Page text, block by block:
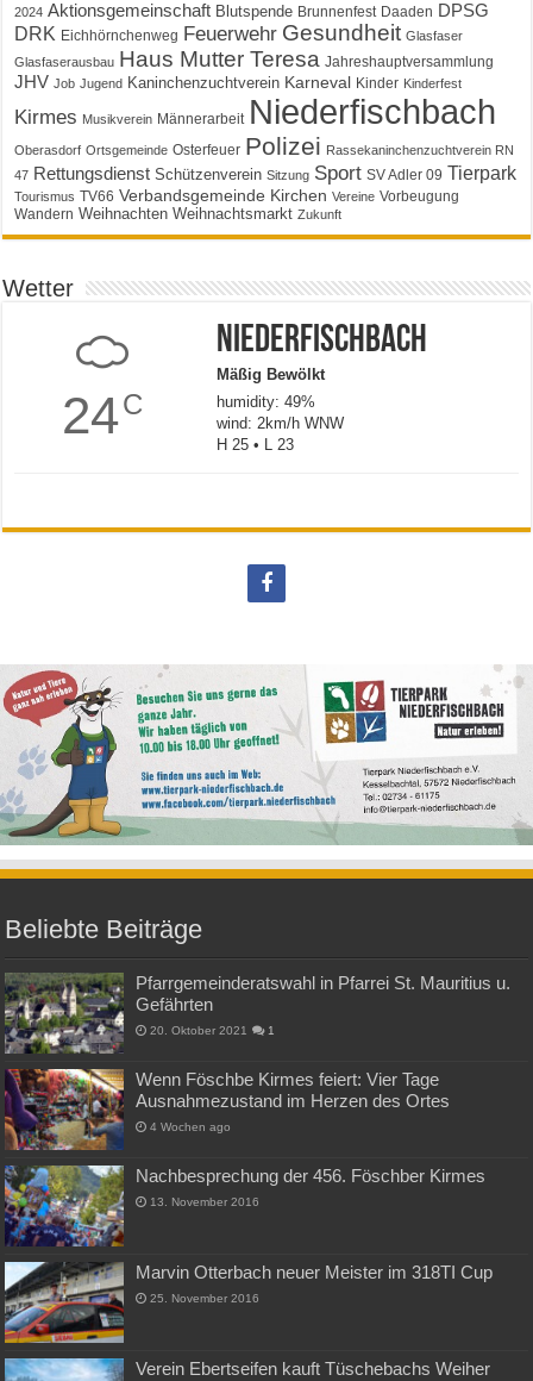
2024 Aktionsgemeinschaft Blutspende Brunnenfest Daaden DPSG
DRK Eichhörnchenweg Feuerwehr Gesundheit Glasfaser
Glasfaserausbau Haus Mutter Teresa Jahreshauptversammlung
JHV Job Jugend Kaninchenzuchtverein Karneval Kinder Kinderfest
Kirmes Musikverein Männerarbeit Niederfischbach
Oberasdorf Ortsgemeinde Osterfeuer Polizei Rassekaninchenzuchtverein RN
47 Rettungsdienst Schützenverein Sitzung Sport SV Adler 09 Tierpark
Tourismus TV66 Verbandsgemeinde Kirchen Vereine Vorbeugung
Wandern Weihnachten Weihnachtsmarkt Zukunft
Wetter
24C
Niederfischbach
Mäßig Bewölkt
humidity: 49%
wind: 2km/h WNW
H 25 • L 23
Beliebte Beiträge
Pfarrgemeinderatswahl in Pfarrei St. Mauritius u.
Gefährten
20. Oktober 2021 1
Wenn Föschbe Kirmes feiert: Vier Tage
Ausnahmezustand im Herzen des Ortes
4 Wochen ago
Nachbesprechung der 456. Föschber Kirmes
13. November 2016
Marvin Otterbach neuer Meister im 318TI Cup
25. November 2016
Verein Ebertseifen kauft Tüschebachs Weiher